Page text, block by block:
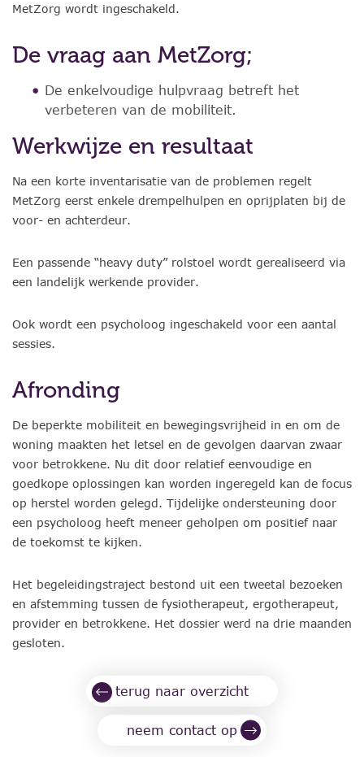
MetZorg wordt ingeschakeld.
De vraag aan MetZorg;
De enkelvoudige hulpvraag betreft het
verbeteren van de mobiliteit.
Werkwijze en resultaat
Na een korte inventarisatie van de problemen regelt
MetZorg eerst enkele drempelhulpen en oprijplaten bij de
voor- en achterdeur.
Een passende “heavy duty” rolstoel wordt gerealiseerd via
een landelijk werkende provider.
Ook wordt een psycholoog ingeschakeld voor een aantal
sessies.
Afronding
De beperkte mobiliteit en bewegingsvrijheid in en om de
woning maakten het letsel en de gevolgen daarvan zwaar
voor betrokkene. Nu dit door relatief eenvoudige en
goedkope oplossingen kan worden ingeregeld kan de focus
op herstel worden gelegd. Tijdelijke ondersteuning door
een psycholoog heeft meneer geholpen om positief naar
de toekomst te kijken.
Het begeleidingstraject bestond uit een tweetal bezoeken
en afstemming tussen de fysiotherapeut, ergotherapeut,
provider en betrokkene. Het dossier werd na drie maanden
gesloten.
terug naar overzicht
neem contact op